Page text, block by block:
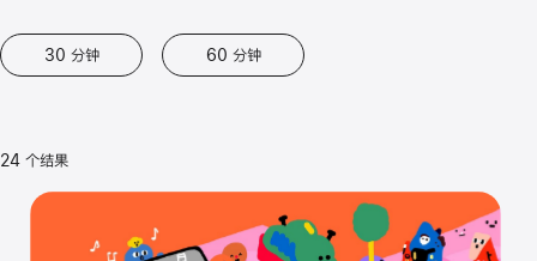
30 分钟 60 分钟
24 个结果